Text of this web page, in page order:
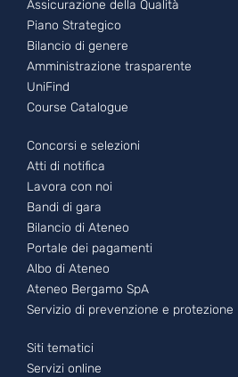
Assicurazione della Qualità
Piano Strategico
Bilancio di genere
Amministrazione trasparente
UniFind
Course Catalogue
Footer - 2
Concorsi e selezioni
Atti di notifica
Lavora con noi
Bandi di gara
Bilancio di Ateneo
Portale dei pagamenti
Albo di Ateneo
Ateneo Bergamo SpA
Servizio di prevenzione e protezione
Footer - 3
Siti tematici
Servizi online